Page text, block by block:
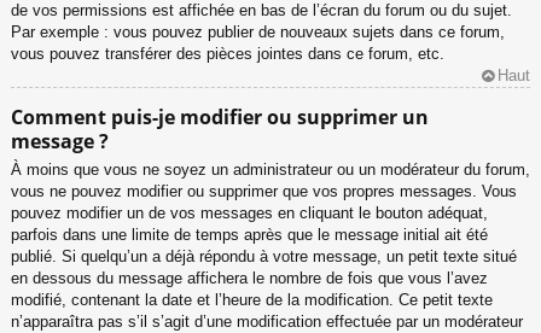
de vos permissions est affichée en bas de l’écran du forum ou du sujet.
Par exemple : vous pouvez publier de nouveaux sujets dans ce forum,
vous pouvez transférer des pièces jointes dans ce forum, etc.
Haut
Comment puis-je modifier ou supprimer un
message ?
À moins que vous ne soyez un administrateur ou un modérateur du forum,
vous ne pouvez modifier ou supprimer que vos propres messages. Vous
pouvez modifier un de vos messages en cliquant le bouton adéquat,
parfois dans une limite de temps après que le message initial ait été
publié. Si quelqu’un a déjà répondu à votre message, un petit texte situé
en dessous du message affichera le nombre de fois que vous l’avez
modifié, contenant la date et l’heure de la modification. Ce petit texte
n’apparaîtra pas s’il s’agit d’une modification effectuée par un modérateur